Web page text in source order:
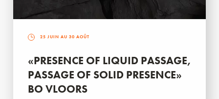
25 JUIN AU 30 AOÛT
«PRESENCE OF LIQUID PASSAGE,
PASSAGE OF SOLID PRESENCE»
BO VLOORS